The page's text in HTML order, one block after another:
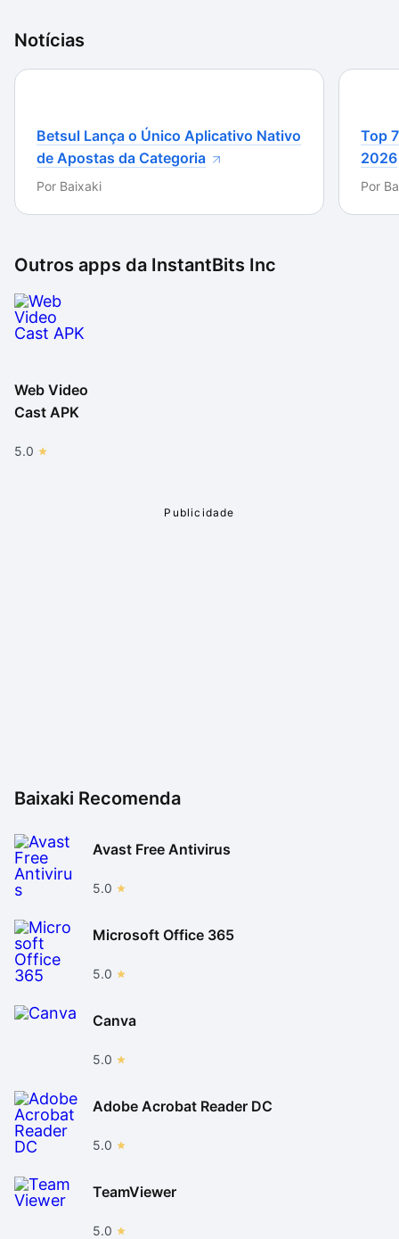
Notícias
Betsul Lança o Único Aplicativo Nativo
de Apostas da Categoria
Por Baixaki
Top
2026
Por
Outros apps da InstantBits Inc
Web Video
Cast APK
5.0
Baixaki Recomenda
Avast Free Antivirus
5.0
Microsoft Office 365
5.0
Canva
5.0
Adobe Acrobat Reader DC
5.0
TeamViewer
5.0